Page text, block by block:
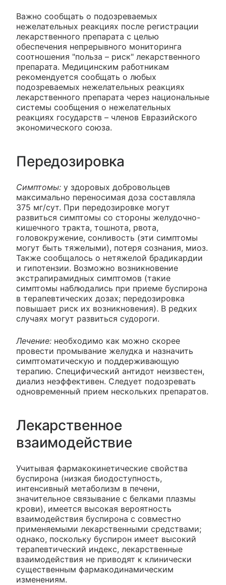
Важно сообщать о подозреваемых
нежелательных реакциях после регистрации
лекарственного препарата с целью
обеспечения непрерывного мониторинга
соотношения "польза – риск" лекарственного
препарата. Медицинским работникам
рекомендуется сообщать о любых
подозреваемых нежелательных реакциях
лекарственного препарата через национальные
системы сообщения о нежелательных
реакциях государств – членов Евразийского
экономического союза.
Передозировка
Симптомы: у здоровых добровольцев
максимально переносимая доза составляла
375 мг/сут. При передозировке могут
развиться симптомы со стороны желудочно-
кишечного тракта, тошнота, рвота,
головокружение, сонливость (эти симптомы
могут быть тяжелыми), потеря сознания, миоз.
Также сообщалось о нетяжелой брадикардии
и гипотензии. Возможно возникновение
экстрапирамидных симптомов (такие
симптомы наблюдались при приеме буспирона
в терапевтических дозах; передозировка
повышает риск их возникновения). В редких
случаях могут развиться судороги.
Лечение: необходимо как можно скорее
провести промывание желудка и назначить
симптоматическую и поддерживающую
терапию. Специфический антидот неизвестен,
диализ неэффективен. Следует подозревать
одновременный прием нескольких препаратов.
Лекарственное
взаимодействие
Учитывая фармакокинетические свойства
буспирона (низкая биодоступность,
интенсивный метаболизм в печени,
значительное связывание с белками плазмы
крови), имеется высокая вероятность
взаимодействия буспирона с совместно
применяемыми лекарственными средствами;
однако, поскольку буспирон имеет высокий
терапевтический индекс, лекарственные
взаимодействия не приводят к клинически
существенным фармакодинамическим
изменениям.